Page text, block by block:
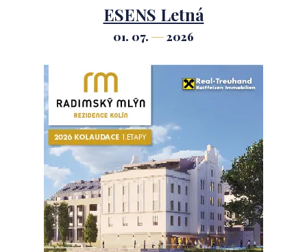
ESENS Letná
01. 07. 2026